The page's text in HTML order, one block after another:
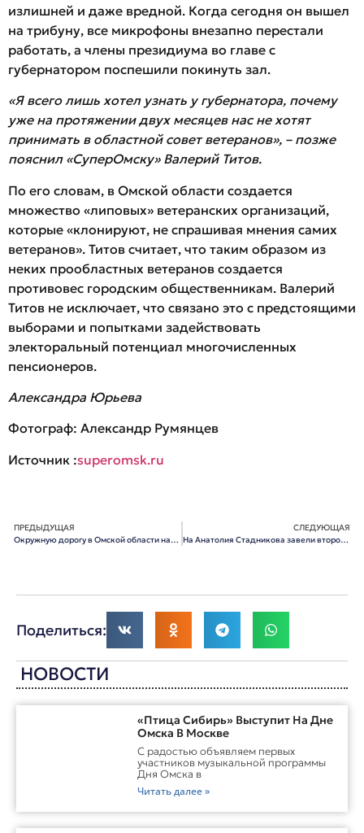
излишней и даже вредной. Когда сегодня он вышел
на трибуну, все микрофоны внезапно перестали
работать, а члены президиума во главе с
губернатором поспешили покинуть зал.
«Я всего лишь хотел узнать у губернатора, почему
уже на протяжении двух месяцев нас не хотят
принимать в областной совет ветеранов», – позже
пояснил «СуперОмску» Валерий Титов.
По его словам, в Омской области создается
множество «липовых» ветеранских организаций,
которые «клонируют, не спрашивая мнения самих
ветеранов». Титов считает, что таким образом из
неких прообластных ветеранов создается
противовес городским общественникам. Валерий
Титов не исключает, что связано это с предстоящими
выборами и попытками задействовать
электоральный потенциал многочисленных
пенсионеров.
Александра Юрьева
Фотограф: Александр Румянцев
Источник :superomsk.ru
ПРЕДЫДУЩАЯ
Окружную дорогу в Омской области начнут строить в следующем году
СЛЕДУЮЩАЯ
На Анатолия Стадникова завели второе уголовное дело
Поделиться:
НОВОСТИ
«Птица Сибирь» Выступит На Дне
Омска В Москве
С радостью объявляем первых
участников музыкальной программы
Дня Омска в
Читать далее »